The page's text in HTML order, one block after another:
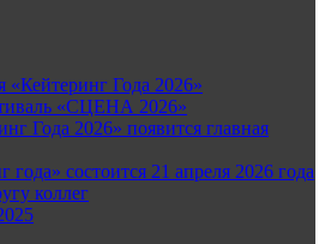
«Кейтеринг Года 2026»
«СЦЕНА 2026»
Года 2026» появится главная
состоится 21 апреля 2026 года
коллег